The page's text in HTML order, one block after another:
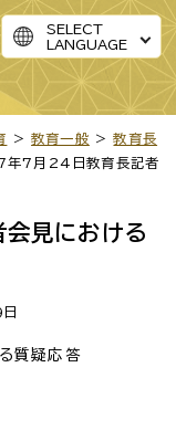
SELECT
LANGUAGE
>教育一般 >教育長
年7月24日教育長記者
見における
質疑応答